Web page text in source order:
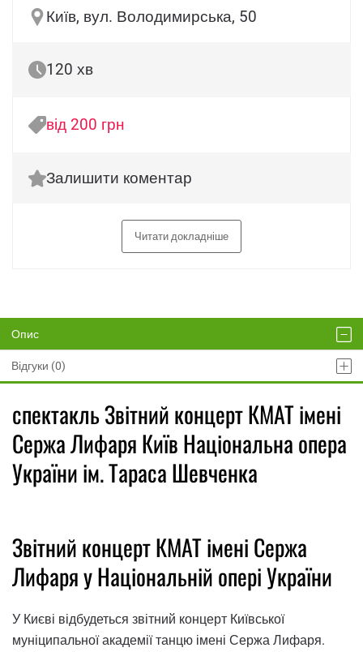
Київ, вул. Володимирська, 50
120 хв
від 200 грн
Залишити коментар
Читати докладніше
Опис
Відгуки (0)
спектакль Звітний концерт КМАТ імені
Сержа Лифаря Київ Національна опера
України ім. Тараса Шевченка
Звітний концерт КМАТ імені Сержа
Лифаря у Національній опері України
У Києві відбудеться звітний концерт Київської
муніципальної академії танцю імені Сержа Лифаря.